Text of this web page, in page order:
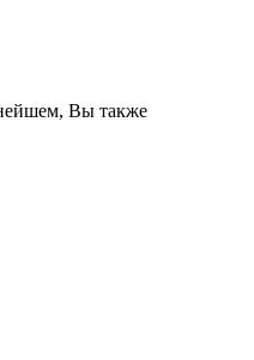
Вы также